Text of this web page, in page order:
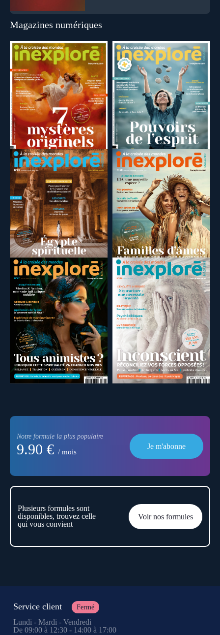
Magazines numériques
Notre formule la plus populaire
9.90 € / mois
Je m'abonne
Plusieurs formules sont
disponibles, trouvez celle
qui vous convient
Voir nos formules
Service client Fermé
Lundi - Mardi - Vendredi
De 09:00 à 12:30 - 14:00 à 17:00